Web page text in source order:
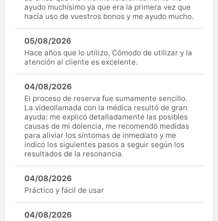
ayudo muchísimo ya que era la primera vez que
hacía uso de vuestros bonos y me ayudo mucho.
05/08/2026
Hace años que lo utilizo, Cómodo de utilizar y la
atención al cliente es excelente.
04/08/2026
El proceso de reserva fue sumamente sencillo.
La videollamada con la médica resultó de gran
ayuda: me explicó detalladamente las posibles
causas de mi dolencia, me recomendó medidas
para aliviar los síntomas de inmediato y me
indicó los siguientes pasos a seguir según los
resultados de la resonancia.
04/08/2026
Práctico y fácil de usar
04/08/2026